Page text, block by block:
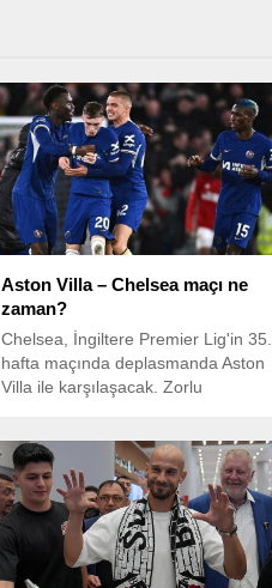
Aston Villa – Chelsea maçı ne
zaman?
Chelsea, İngiltere Premier Lig'in 35.
hafta maçında deplasmanda Aston
Villa ile karşılaşacak. Zorlu